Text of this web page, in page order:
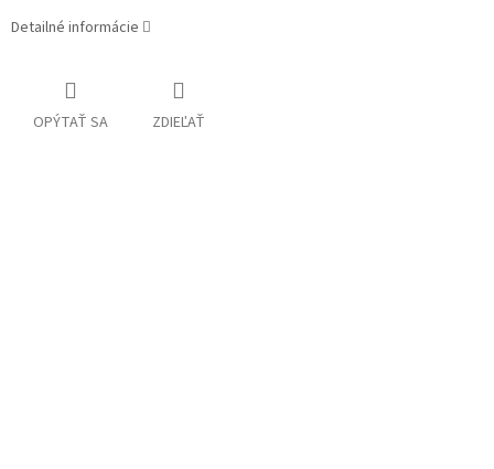
Detailné informácie
OPÝTAŤ SA ZDIEĽAŤ